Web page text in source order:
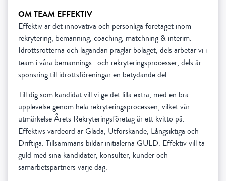
OM TEAM EFFEKTIV
Effektiv är det innovativa och personliga företaget inom
rekrytering, bemanning, coaching, matchning & interim.
Idrottsrötterna och lagandan präglar bolaget, dels arbetar vi i
team i våra bemannings- och rekryteringsprocesser, dels är
sponsring till idrottsföreningar en betydande del.
Till dig som kandidat vill vi ge det lilla extra, med en bra
upplevelse genom hela rekryteringsprocessen, vilket vår
utmärkelse Årets Rekryteringsföretag är ett kvitto på.
Effektivs värdeord är Glada, Utforskande, Långsiktiga och
Driftiga. Tillsammans bildar initialerna GULD. Effektiv vill ta
guld med sina kandidater, konsulter, kunder och
samarbetspartners varje dag.